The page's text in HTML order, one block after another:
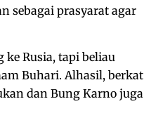
sebagai prasyarat agar
ke Rusia, tapi beliau
Buhari. Alhasil, berkat
dan Bung Karno juga